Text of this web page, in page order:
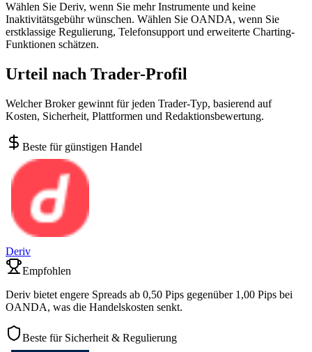
Wählen Sie Deriv, wenn Sie mehr Instrumente und keine
Inaktivitätsgebühr wünschen. Wählen Sie OANDA, wenn Sie
erstklassige Regulierung, Telefonsupport und erweiterte Charting-
Funktionen schätzen.
Urteil nach Trader-Profil
Welcher Broker gewinnt für jeden Trader-Typ, basierend auf
Kosten, Sicherheit, Plattformen und Redaktionsbewertung.
Beste für günstigen Handel
Deriv
Empfohlen
Deriv bietet engere Spreads ab 0,50 Pips gegenüber 1,00 Pips bei
OANDA, was die Handelskosten senkt.
Beste für Sicherheit & Regulierung